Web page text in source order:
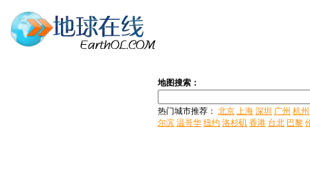
地图搜索：
热门城市推荐： 北京 上海 深圳 广州 杭州
尔滨 温哥华 纽约 洛杉矶 香港 台北 巴黎